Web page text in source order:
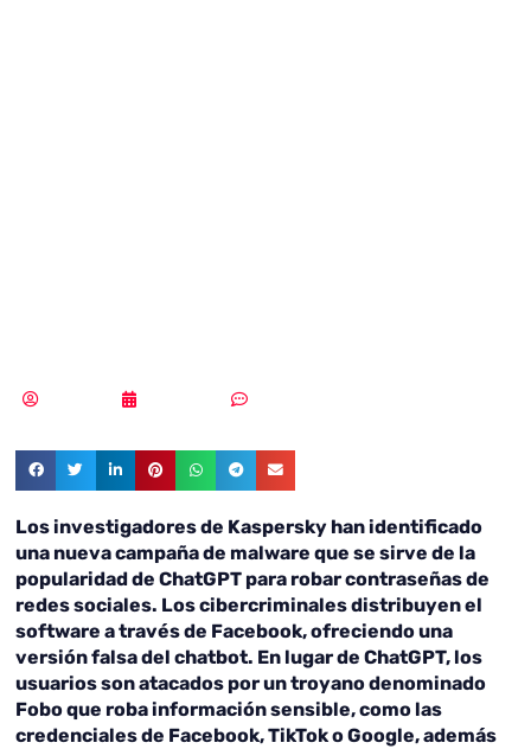
Los investigadores de Kaspersky han identificado
una nueva campaña de malware que se sirve de la
popularidad de ChatGPT para robar contraseñas de
redes sociales. Los cibercriminales distribuyen el
software a través de Facebook, ofreciendo una
versión falsa del chatbot. En lugar de ChatGPT, los
usuarios son atacados por un troyano denominado
Fobo que roba información sensible, como las
credenciales de Facebook, TikTok o Google, además